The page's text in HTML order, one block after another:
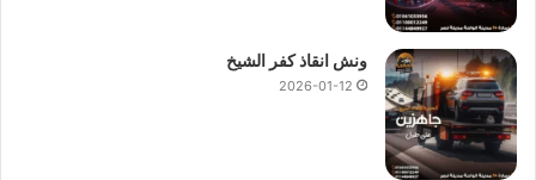
ونش انقاذ كفر الشيخ
2026-01-12